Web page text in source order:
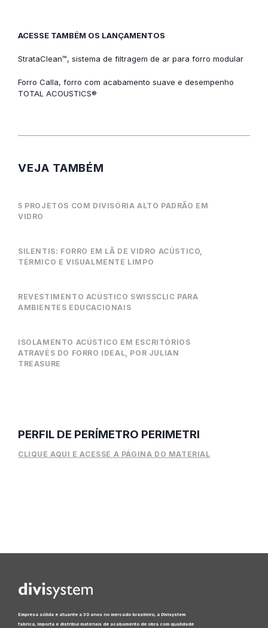
ACESSE TAMBÉM OS LANÇAMENTOS
StrataClean™, sistema de filtragem de ar para forro modular
Forro Calla, forro com acabamento suave e desempenho
TOTAL ACOUSTICS®
VEJA TAMBÉM
5 PROJETOS COM DIVISÓRIA ALTO PADRÃO EM
VIDRO
SILENTIS: FORRO EM LÃ DE VIDRO ACÚSTICO,
TÉRMICO E VISUALMENTE LIMPO
REVESTIMENTO ACÚSTICO SWISSCLIC PARA
AMBIENTES EDUCACIONAIS
ISOLAMENTO ACÚSTICO EM ESCRITÓRIOS
ATRAVÉS DO FORRO IDEAL, POR JULIAN
TREASURE
PERFIL DE PERÍMETRO PERIMETRI
CLIQUE AQUI E ACESSE A PÁGINA DO MATERIAL
Empresa sólida e atuante a 30 anos no mercado brasileiro, a Divisystem
fabrica, importa e distribui materiais de acabamento de obra com qualidade